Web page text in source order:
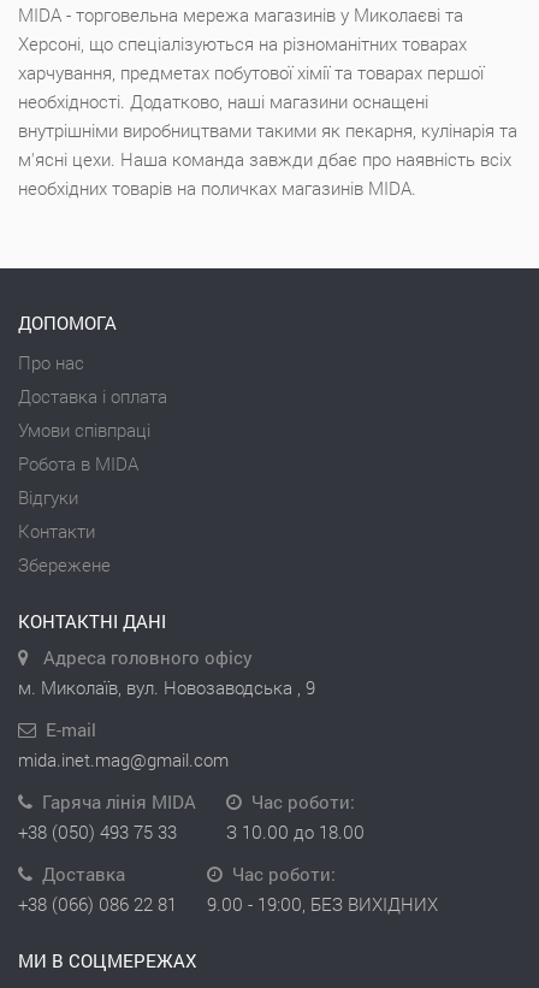
MIDA - торговельна мережа магазинів у Миколаєві та
Херсоні, що спеціалізуються на різноманітних товарах
харчування, предметах побутової хімії та товарах першої
необхідності. Додатково, наші магазини оснащені
внутрішніми виробництвами такими як пекарня, кулінарія та
м'ясні цехи. Наша команда завжди дбає про наявність всіх
необхідних товарів на поличках магазинів MIDA.
ДОПОМОГА
Про нас
Доставка і оплата
Умови співпраці
Робота в MIDA
Відгуки
Контакти
Збережене
КОНТАКТНІ ДАНІ
Адреса головного офісу
м. Миколаїв, вул. Новозаводська , 9
E-mail
mida.inet.mag@gmail.com
Гаряча лінія MIDA
+38 (050) 493 75 33
Час роботи:
З 10.00 до 18.00
Доставка
+38 (066) 086 22 81
Час роботи:
9.00 - 19:00, БЕЗ ВИХІДНИХ
МИ В СОЦМЕРЕЖАХ